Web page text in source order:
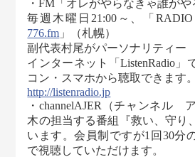
・FM「オレがやらなきゃ誰がや
毎週木曜日21:00～、「RADIO
776.fm 」（札幌）
副代表村尾がパーソナリティー
インターネット「ListenRadio」
コン・スマホから聴取できます。
http://listenradio.jp
・channelAJER（チャンネル
木の担当する番組『救い、守り
います。会員制ですが1回30分
で視聴していただけます。